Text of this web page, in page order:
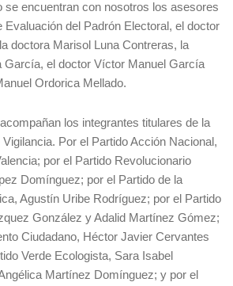
se encuentran con nosotros los asesores
Evaluación del Padrón Electoral, el doctor
doctora Marisol Luna Contreras, la
García, el doctor Víctor Manuel García
Ordorica Mellado.
los integrantes titulares de la
Por el Partido Acción Nacional,
por el Partido Revolucionario
Domínguez; por el Partido de la
Agustín Uribe Rodríguez; por el Partido
González y Adalid Martínez Gómez;
Ciudadano, Héctor Javier Cervantes
Verde Ecologista, Sara Isabel
Martínez Domínguez; y por el